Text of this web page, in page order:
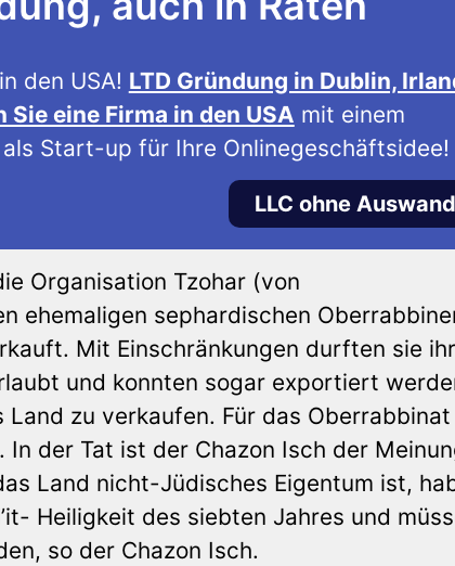
den USA! LTD Gründung in Dublin,
Sie eine Firma in den USA mit einem
Start-up für Ihre Onlinegeschäftsidee!
LLC ohne
Organisation Tzohar (von
ehemaligen sephardischen
Mit Einschränkungen durften sie
und konnten sogar exportiert
zu verkaufen. Für das
der Tat ist der Chazon Isch der
Land nicht-Jüdisches Eigentum ist,
Heiligkeit des siebten Jahres und
so der Chazon Isch.